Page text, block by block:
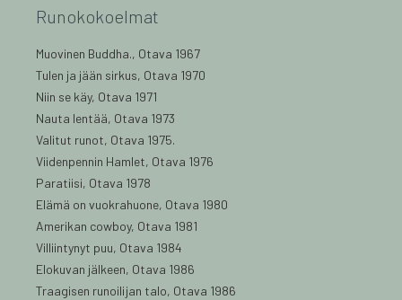
Runokokoelmat
Muovinen Buddha., Otava 1967
Tulen ja jään sirkus, Otava 1970
Niin se käy, Otava 1971
Nauta lentää, Otava 1973
Valitut runot, Otava 1975.
Viidenpennin Hamlet, Otava 1976
Paratiisi, Otava 1978
Elämä on vuokrahuone, Otava 1980
Amerikan cowboy, Otava 1981
Villiintynyt puu, Otava 1984
Elokuvan jälkeen, Otava 1986
Traagisen runoilijan talo, Otava 1986